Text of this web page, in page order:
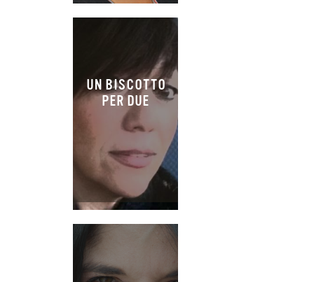
UN BISCOTTO
PER DUE